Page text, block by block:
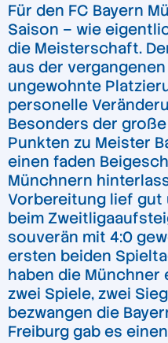
Für den FC Bayern
Saison – wie
die Meisterschaft.
aus der
ungewohnte
personelle
Besonders der
Punkten zu Meister
einen faden
Münchnern
Vorbereitung lief gut
beim
souverän mit 4:0
ersten beiden
haben die Münchner
zwei Spiele, zwei
bezwangen die
Freiburg gab es